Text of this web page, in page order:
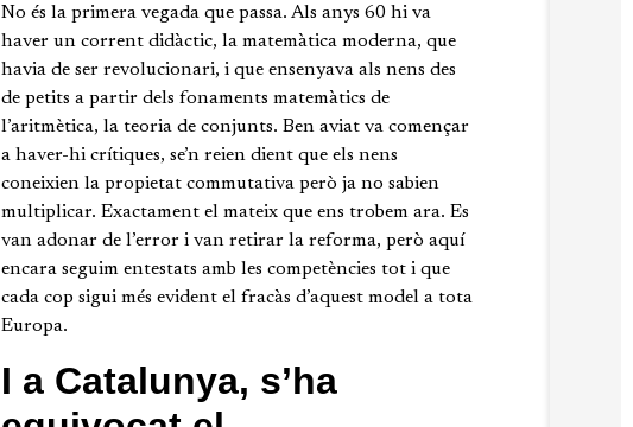
No és la primera vegada que passa. Als anys 60 hi va
haver un corrent didàctic, la matemàtica moderna, que
havia de ser revolucionari, i que ensenyava als nens des
de petits a partir dels fonaments matemàtics de
l’aritmètica, la teoria de conjunts. Ben aviat va començar
a haver-hi crítiques, se’n reien dient que els nens
coneixien la propietat commutativa però ja no sabien
multiplicar. Exactament el mateix que ens trobem ara. Es
van adonar de l’error i van retirar la reforma, però aquí
encara seguim entestats amb les competències tot i que
cada cop sigui més evident el fracàs d’aquest model a tota
Europa.
I a Catalunya, s’ha